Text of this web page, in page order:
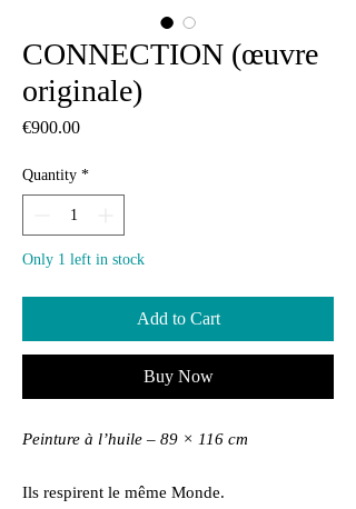
CONNECTION (œuvre
originale)
€900.00Price
Quantity *
Only 1 left in stock
Add to Cart
Buy Now
Peinture à l’huile – 89 × 116 cm
Ils respirent le même Monde.